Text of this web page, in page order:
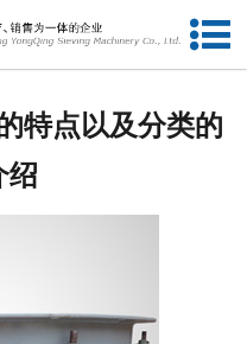
网站首页
产品中心
服务准则
特点以及分类的
绍